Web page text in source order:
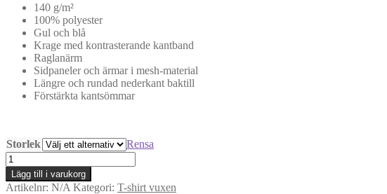
140 g/m²
100% polyester
Gul och blå
Krage med kontrasterande kantband
Raglanärm
Sidpaneler och ärmar i mesh-material
Längre och rundad nederkant baktill
Förstärkta kantsömmar
Storlek
Rensa
Sporttröja
Sweden
mängd
Lägg till i varukorg
Artikelnr: N/A Kategori: T-shirt vuxen